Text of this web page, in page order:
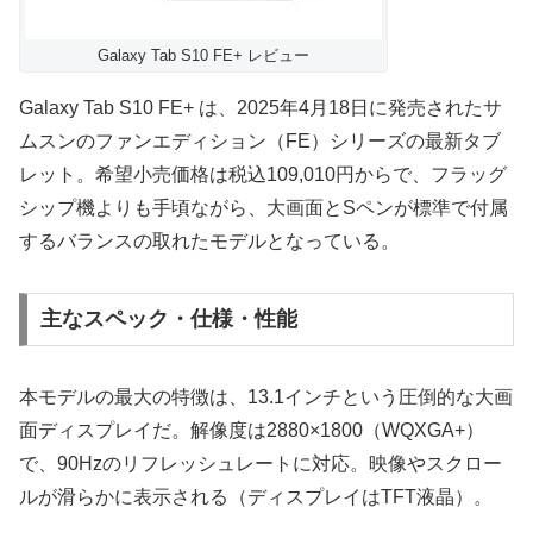
Galaxy Tab S10 FE+ レビュー
Galaxy Tab S10 FE+ は、2025年4月18日に発売されたサ
ムスンのファンエディション（FE）シリーズの最新タブ
レット。希望小売価格は税込109,010円からで、フラッグ
シップ機よりも手頃ながら、大画面とSペンが標準で付属
するバランスの取れたモデルとなっている。
主なスペック・仕様・性能
本モデルの最大の特徴は、13.1インチという圧倒的な大画
面ディスプレイだ。解像度は2880×1800（WQXGA+）
で、90Hzのリフレッシュレートに対応。映像やスクロー
ルが滑らかに表示される（ディスプレイはTFT液晶）。